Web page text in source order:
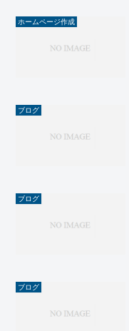
ホームページ作成
ブログ
ブログ
ブログ